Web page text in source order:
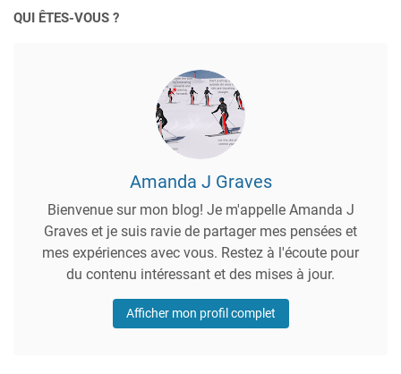
QUI ÊTES-VOUS ?
Amanda J Graves
Bienvenue sur mon blog! Je m'appelle Amanda J
Graves et je suis ravie de partager mes pensées et
mes expériences avec vous. Restez à l'écoute pour
du contenu intéressant et des mises à jour.
Afficher mon profil complet